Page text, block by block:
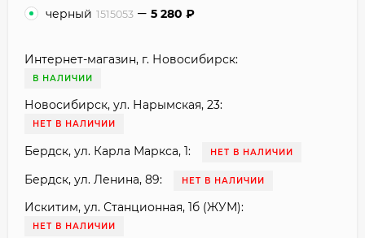
черный 1515053 5 280 ₽
Интернет-магазин, г. Новосибирск:
В НАЛИЧИИ
Новосибирск, ул. Нарымская, 23:
НЕТ В НАЛИЧИИ
Бердск, ул. Карла Маркса, 1: НЕТ В НАЛИЧИИ
Бердск, ул. Ленина, 89: НЕТ В НАЛИЧИИ
Искитим, ул. Станционная, 1б (ЖУМ):
НЕТ В НАЛИЧИИ